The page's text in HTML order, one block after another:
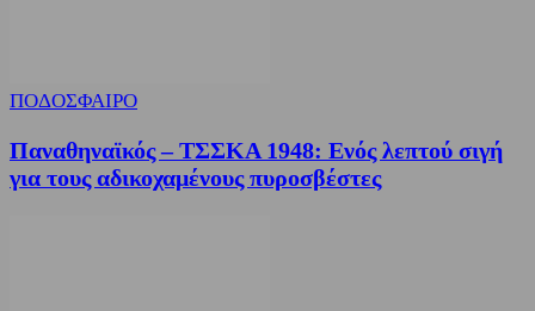
ΠΟΔΟΣΦΑΙΡΟ
Παναθηναϊκός – ΤΣΣΚΑ 1948: Ενός λεπτού σιγή
για τους αδικοχαμένους πυροσβέστες